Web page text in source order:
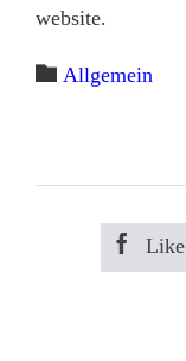
website.
 Category
Allgemein
 Like